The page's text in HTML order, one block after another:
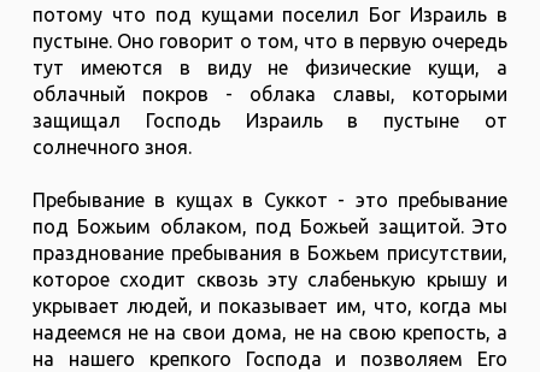
потому что под кущами поселил Бог Израиль в
пустыне. Оно говорит о том, что в первую очередь
тут имеются в виду не физические кущи, а
облачный покров - облака славы, которыми
защищал Господь Израиль в пустыне от
солнечного зноя.
Пребывание в кущах в Суккот - это пребывание
под Божьим облаком, под Божьей защитой. Это
празднование пребывания в Божьем присутствии,
которое сходит сквозь эту слабенькую крышу и
укрывает людей, и показывает им, что, когда мы
надеемся не на свои дома, не на свою крепость, а
на нашего крепкого Господа и позволяем Его